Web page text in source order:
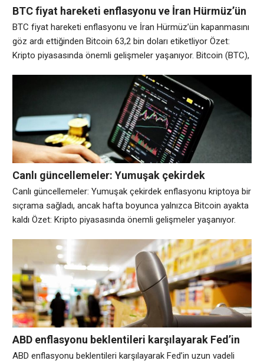
BTC fiyat hareketi enflasyonu ve İran Hürmüz’ün
kapanmasını göz ardı ettiğinden Bitcoin 63,2 bin
doları etiketliyor
BTC fiyat hareketi enflasyonu ve İran Hürmüz’ün kapanmasını
göz ardı ettiğinden Bitcoin 63,2 bin doları etiketliyor Özet:
Kripto piyasasında önemli gelişmeler yaşanıyor. Bitcoin (BTC),
kapattığı haberini atlatmasıyla Perşembe günü 63.000 dolara
geri döndü. Önemli noktalar: TradingView’den elde edilen
veriler, BTC/USD’nin Bitstamp’ta gün içinde %2,5’ten fazla
artışla 63.200
Canlı güncellemeler: Yumuşak çekirdek
enflasyonu kriptoya bir sıçrama sağladı, ancak
hafta boyunca yalnızca Bitcoin ayakta kaldı
Canlı güncellemeler: Yumuşak çekirdek enflasyonu kriptoya bir
sıçrama sağladı, ancak hafta boyunca yalnızca Bitcoin ayakta
kaldı Özet: Kripto piyasasında önemli gelişmeler yaşanıyor.
temel fiyat baskılarının kontrol altında kaldığını göstermesinin
ardından Perşembe günü mütevazı bir teklif yakaladı.
CoinDesk verilerine göre Bitcoin, 24 saat içinde yaklaşık %1,9
artışla kabaca 62.600
ABD enflasyonu beklentileri karşılayarak Fed’in
uzun vadeli yüksek duruşunu güçlendirdi
ABD enflasyonu beklentileri karşılayarak Fed’in uzun vadeli